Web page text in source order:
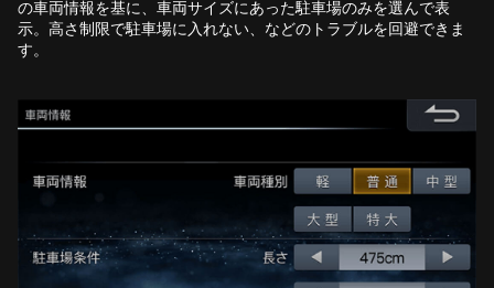
の車両情報を基に、車両サイズにあった駐車場のみを選んで表
示。高さ制限で駐車場に入れない、などのトラブルを回避できま
す。